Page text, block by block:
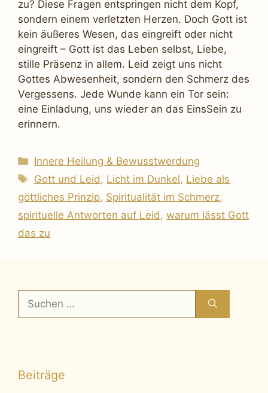
zu? Diese Fragen entspringen nicht dem Kopf,
sondern einem verletzten Herzen. Doch Gott ist
kein äußeres Wesen, das eingreift oder nicht
eingreift – Gott ist das Leben selbst, Liebe,
stille Präsenz in allem. Leid zeigt uns nicht
Gottes Abwesenheit, sondern den Schmerz des
Vergessens. Jede Wunde kann ein Tor sein:
eine Einladung, uns wieder an das EinsSein zu
erinnern.
Kategorien
Innere Heilung & Bewusstwerdung
Schlagwörter
Gott und Leid , Licht im Dunkel, Liebe als
göttliches Prinzip, Spiritualität im Schmerz,
spirituelle Antworten auf Leid , warum lässt Gott
das zu
nach:
Beiträge